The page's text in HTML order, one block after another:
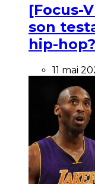
[Focus-
son
hip-hop?
11 mai